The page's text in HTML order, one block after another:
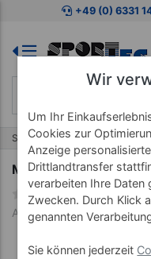
Zum Kaufbereich+49 (0) 6331
Start Wellnessprodukte
Massagestäbchen
Art-Nr. 27222
Wir
Um Ihr
Cookies zur
Anzeige
Drittlandtransfer
verarbeiten Ihre Daten
Zwecken. Durch Klick
genannten
Sie können jederzeit